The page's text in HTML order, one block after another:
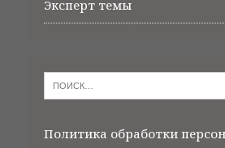
Эксперт темы
Политика обработки